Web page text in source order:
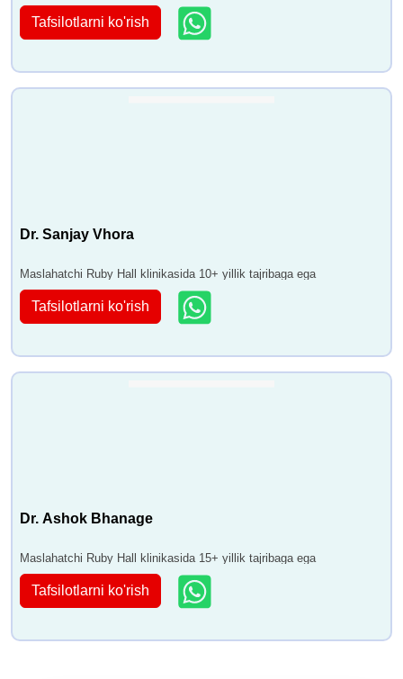
Tafsilotlarni ko'rish
Dr. Sanjay Vhora
Maslahatchi Ruby Hall klinikasida 10+ yillik tajribaga ega
Tafsilotlarni ko'rish
Dr. Ashok Bhanage
Maslahatchi Ruby Hall klinikasida 15+ yillik tajribaga ega
Tafsilotlarni ko'rish